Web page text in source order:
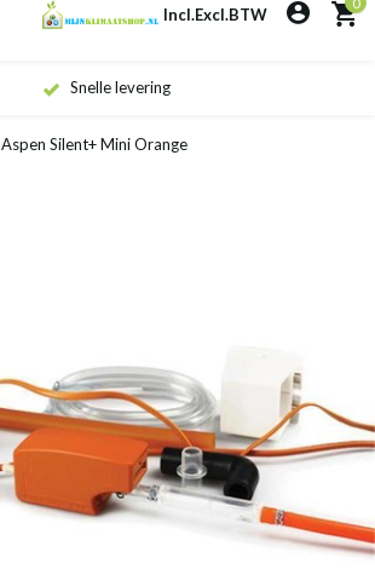
Incl.Excl.BTW
Snelle levering
Aspen Silent+ Mini Orange